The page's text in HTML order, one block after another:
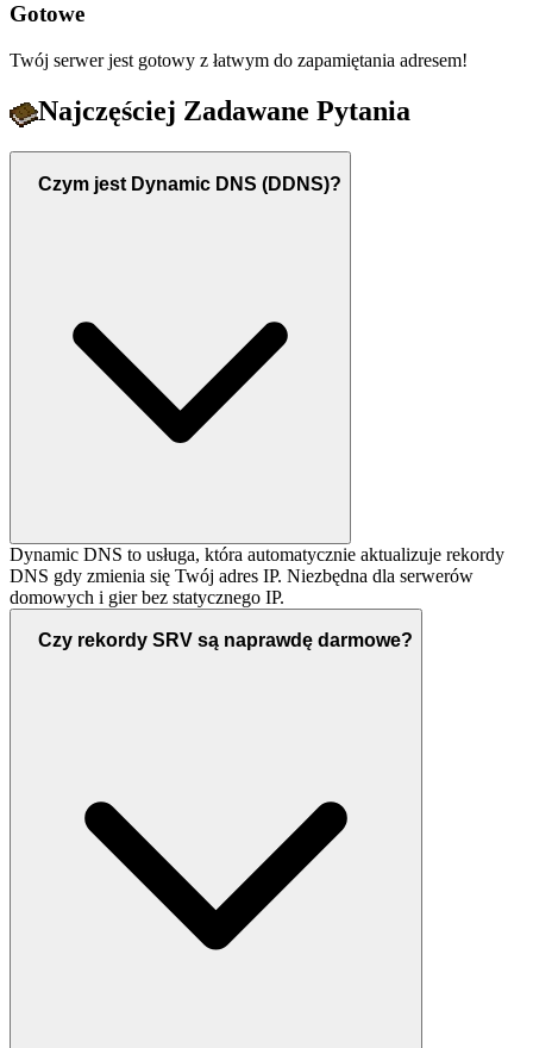
Gotowe
Twój serwer jest gotowy z łatwym do zapamiętania adresem!
Najczęściej Zadawane Pytania
Czym jest Dynamic DNS (DDNS)?
Dynamic DNS to usługa, która automatycznie aktualizuje rekordy
DNS gdy zmienia się Twój adres IP. Niezbędna dla serwerów
domowych i gier bez statycznego IP.
Czy rekordy SRV są naprawdę darmowe?